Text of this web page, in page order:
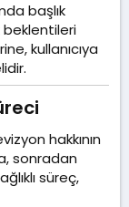
başlık
beklentileri
kullanıcıya
hakkının
sonradan
süreç,